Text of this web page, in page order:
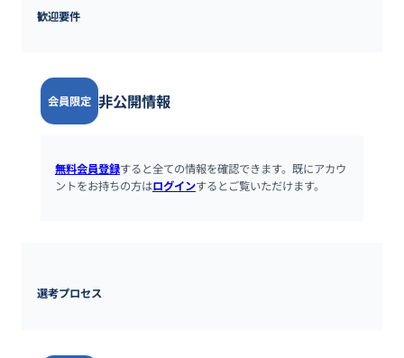
歓迎要件
会員限定 非公開情報
無料会員登録すると全ての情報を確認できます。既にアカウ
ントをお持ちの方はログインするとご覧いただけます。
選考プロセス